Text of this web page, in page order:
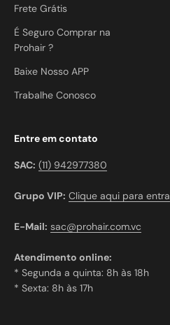
Frete Grátis
É Seguro Comprar na
Prohair ?
Baixe Nosso APP
Trabalhe Conosco
Entre em contato
SAC: (11) 942977380
Grupo VIP: Clique aqui para entra
E-Mail: sac@prohair.com.vc
Atendimento online:
* Segunda a quinta: 8h às 18h
* Sexta: 8h às 17h